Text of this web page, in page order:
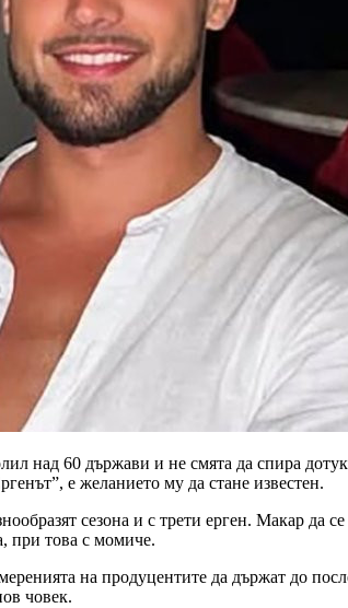
над 60 държави и не смята да спира
е желанието му да стане известен.
сезона и с трети ерген. Макар
при това с момиче.
на продуцентите да държат до
човек.